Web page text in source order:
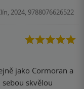
od aktuálního
2024, 9788076626522
jako Cormoran a
skvělou